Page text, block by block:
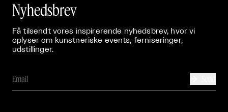
Nyhedsbrev
Få tilsendt vores inspirerende nyhedsbrev, hvor vi
oplyser om kunstneriske events, ferniseringer,
udstillinger.